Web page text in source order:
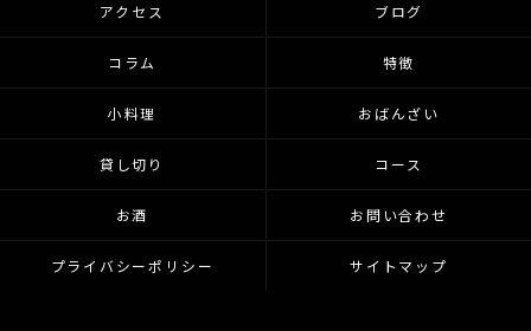
アクセス ブログ
コラム 特徴
小料理 おばんざい
貸し切り コース
お酒 お問い合わせ
プライバシーポリシー サイトマップ